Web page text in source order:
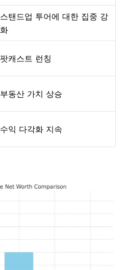
스탠드업 투어에 대한 집중 강
화
팟캐스트 런칭
부동산 가치 상승
수익 다각화 지속